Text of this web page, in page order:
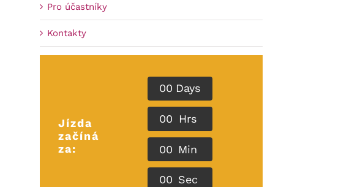
Pro účastníky
Kontakty
Jízda
začíná
za:
00 Days
00 Hrs
00 Min
00 Sec